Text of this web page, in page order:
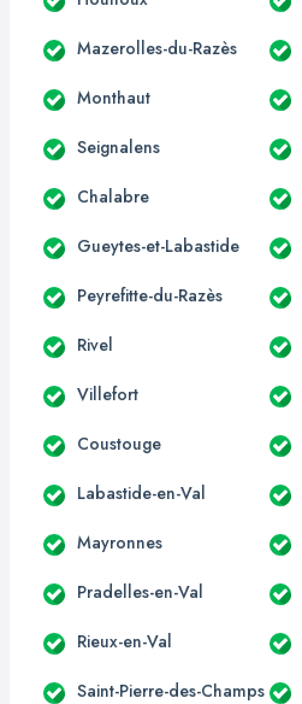
Mazerolles-du-Razès
Monthaut
Seignalens
Chalabre
Gueytes-et-Labastide
Peyrefitte-du-Razès
Rivel
Villefort
Coustouge
Labastide-en-Val
Mayronnes
Pradelles-en-Val
Rieux-en-Val
Saint-Pierre-des-Champs